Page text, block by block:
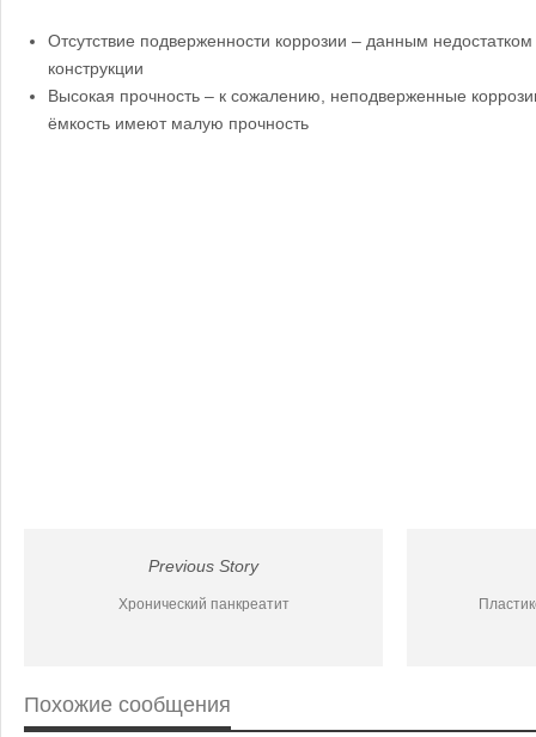
Отсутствие подверженности коррозии – данным
конструкции
Высокая прочность – к сожалению, неподверженные
ёмкость имеют малую прочность
Previous Story
Хронический панкреатит
Похожие сообщения